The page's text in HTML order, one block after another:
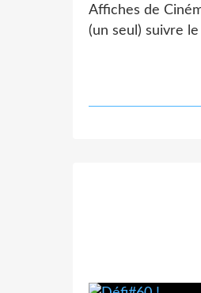
Affiches de
(un seul) suivre